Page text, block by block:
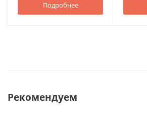
Подробнее
Рекомендуем